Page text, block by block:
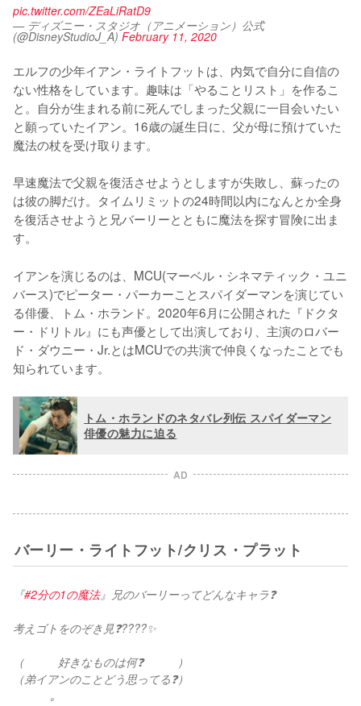
pic.twitter.com/ZEaLiRatD9
— ディズニー・スタジオ（アニメーション）公式
(@DisneyStudioJ_A)February 11, 2020
エルフの少年イアン・ライトフットは、内気で自分に自信の
ない性格をしています。趣味は「やることリスト」を作るこ
と。自分が生まれる前に死んでしまった父親に一目会いたい
と願っていたイアン。16歳の誕生日に、父が母に預けていた
魔法の杖を受け取ります。
早速魔法で父親を復活させようとしますが失敗し、蘇ったの
は彼の脚だけ。タイムリミットの24時間以内になんとか全身
を復活させようと兄バーリーとともに魔法を探す冒険に出ま
す。
イアンを演じるのは、MCU(マーベル・シネマティック・ユニ
バース)でピーター・パーカーことスパイダーマンを演じてい
る俳優、トム・ホランド。2020年6月に公開された『ドクタ
ー・ドリトル』にも声優として出演しており、主演のロバー
ド・ダウニー・Jr.とはMCUでの共演で仲良くなったことでも
知られています。
トム・ホランドのネタバレ列伝 スパイダーマン
俳優の魅力に迫る
AD
バーリー・ライトフット/クリス・プラット
『#2分の1の魔法』兄のバーリーってどんなキャラ❓
考えゴトをのぞき見❓????✨
（　　　好きなものは何❓　　　）
（弟イアンのことどう思ってる❓）
｡